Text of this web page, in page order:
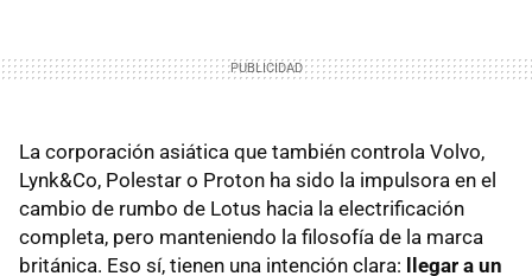
La corporación asiática que también controla Volvo,
Lynk&Co, Polestar o Proton ha sido la impulsora en el
cambio de rumbo de Lotus hacia la electrificación
completa, pero manteniendo la filosofía de la marca
británica. Eso sí, tienen una intención clara:
llegar a un